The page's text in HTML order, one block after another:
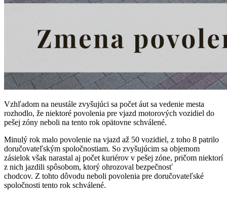
Vzhľadom na neustále zvyšujúci sa počet áut sa vedenie mesta
rozhodlo, že niektoré povolenia pre vjazd motorových vozidiel do
pešej zóny neboli na tento rok opätovne schválené.
Minulý rok malo povolenie na vjazd až 50 vozidiel, z toho 8 patrilo
doručovateľským spoločnostiam. So zvyšujúcim sa objemom
zásielok však narastal aj počet kuriérov v pešej zóne, pričom niektorí
z nich jazdili spôsobom, ktorý ohrozoval bezpečnosť
chodcov. Z tohto dôvodu neboli povolenia pre doručovateľské
spoločnosti tento rok schválené.